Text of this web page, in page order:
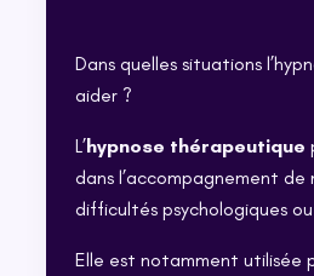
Dans quelles situations
aider ?
L’hypnose thérapeutique
dans l’accompagnement de
difficultés psychologiques
Elle est notamment utilisée